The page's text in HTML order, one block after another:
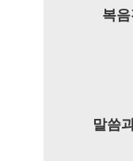
복
말씀